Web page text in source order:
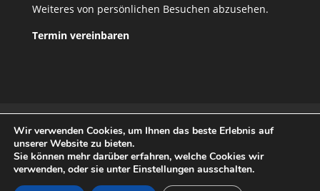
Weiteres von persönlichen Besuchen abzusehen.
Termin vereinbaren
social-law.de - Rechtsanwaltskanzlei Nana Steinke
Wir verwenden Cookies, um Ihnen das beste Erlebnis auf
unserer Website zu bieten.
Sie können mehr darüber erfahren, welche Cookies wir
verwenden, oder sie unter Einstellungen ausschalten.